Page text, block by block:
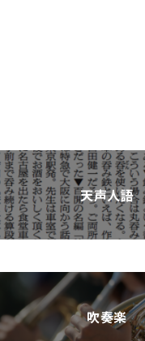
天声人語
吹奏楽